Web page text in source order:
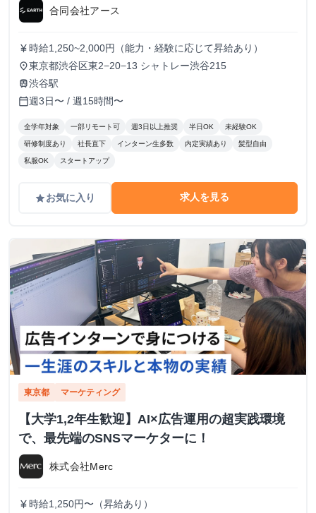
合同会社アース
currency_yen 時給1,250~2,000円（能力・経験に応じて昇給あり）
place東京都渋谷区東2−20−13 シャトレー渋谷215
train渋谷駅
calendar_today週3日〜 / 週15時間〜
全学年対象 一部リモート可 週3日以上推奨 半日OK 未経験OK
研修制度あり 社長直下 インターン生多数 内定実績あり 髪型自由
私服OK スタートアップ
gradeお気に入り 求人を見る
東京都 マーケティング
【大学1,2年生歓迎】AI×広告運用の超実践環境
で、最先端のSNSマーケターに！
株式会社Merc
currency_yen 時給1,250円〜（昇給あり）